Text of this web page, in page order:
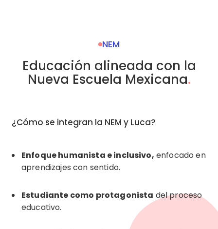
NEM
Educación alineada con la
Nueva Escuela Mexicana.
¿Cómo se integran la NEM y Luca?
Enfoque humanista e inclusivo, enfocado en
aprendizajes con sentido.
Estudiante como protagonista del proceso
educativo.